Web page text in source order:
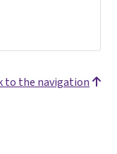
to the navigation